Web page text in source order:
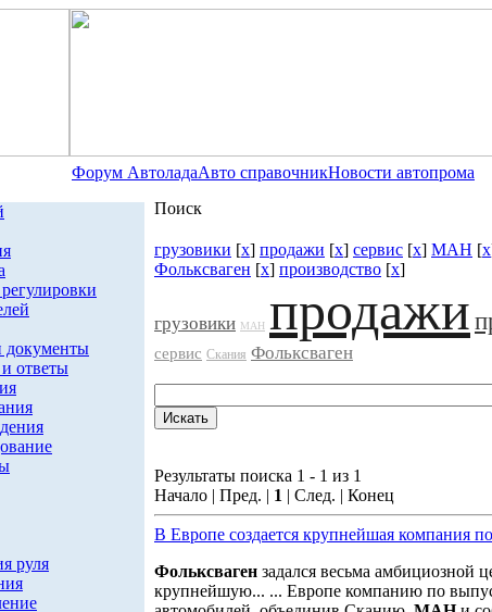
Форум АвтоладаАвто справочникНовости автопрома
документы
ответы
руля
Поиск
грузовики [x] продажи [x] сервис [x] МАН [x
Фольксваген [x] производство [x]
грузовики МАН продажи
сервис Скания Фольксваген
Результаты поиска 1 - 1 из 1
Начало | Пред. | 1 | След. | Конец
В Европе создается крупнейшая компания
Фольксваген задался весьма амбициозной
крупнейшую... ... Европе компанию по